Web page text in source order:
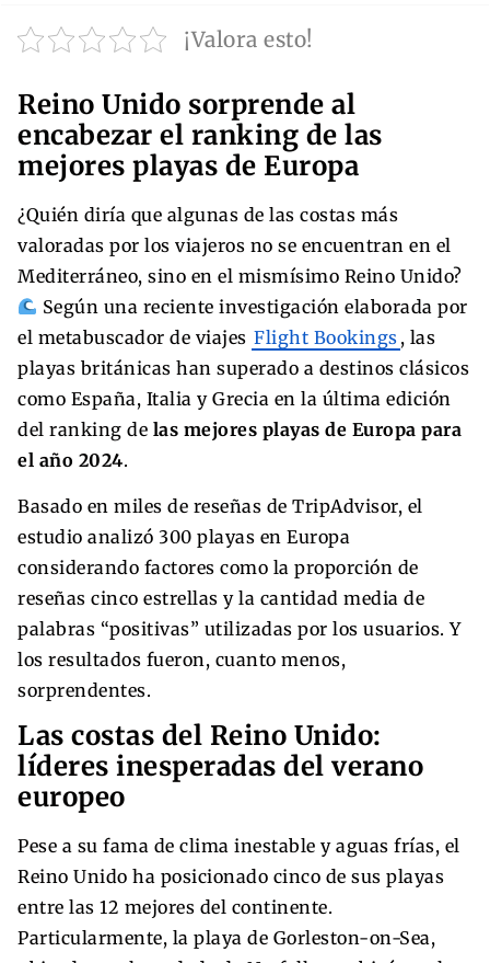
¡Valora esto!
Reino Unido sorprende al
encabezar el ranking de las
mejores playas de Europa
¿Quién diría que algunas de las costas más
valoradas por los viajeros no se encuentran en el
Mediterráneo, sino en el mismísimo Reino Unido?
Según una reciente investigación elaborada por
el metabuscador de viajes Flight Bookings , las
playas británicas han superado a destinos clásicos
como España, Italia y Grecia en la última edición
del ranking de las mejores playas de Europa para
el año 2024.
Basado en miles de reseñas de TripAdvisor, el
estudio analizó 300 playas en Europa
considerando factores como la proporción de
reseñas cinco estrellas y la cantidad media de
palabras “positivas” utilizadas por los usuarios. Y
los resultados fueron, cuanto menos,
sorprendentes.
Las costas del Reino Unido:
líderes inesperadas del verano
europeo
Pese a su fama de clima inestable y aguas frías, el
Reino Unido ha posicionado cinco de sus playas
entre las 12 mejores del continente.
Particularmente, la playa de Gorleston-on-Sea,